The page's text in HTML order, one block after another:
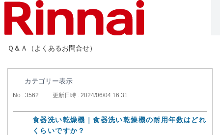
Ｑ＆Ａ（よくあるお問合せ）
カテゴリー表示
No : 3562 更新日時 : 2024/06/04 16:31
食器洗い乾燥機｜食器洗い乾燥機の耐用年数はどれ
くらいですか？